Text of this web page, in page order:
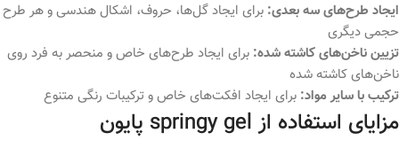
ایجاد طرح‌های سه بعدی: برای ایجاد گل‌ها، حروف، اشکال هندسی و هر طرح
حجمی دیگری
تزیین ناخن‌های کاشته شده: برای ایجاد طرح‌های خاص و منحصر به فرد روی
ناخن‌های کاشته شده
ترکیب با سایر مواد: برای ایجاد افکت‌های خاص و ترکیبات رنگی متنوع
مزایای استفاده از springy gel پایون